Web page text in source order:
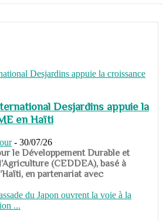
Desjardins appuie la
en Haïti
- 30/07/26
le Développement Durable et
(CEDDEA), basé à
en partenariat avec